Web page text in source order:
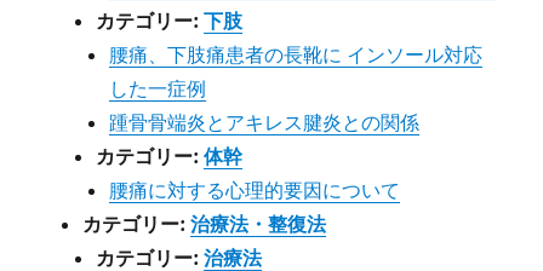
カテゴリー:下肢
腰痛、下肢痛患者の長靴に インソール対応
した一症例
踵骨骨端炎とアキレス腱炎との関係
カテゴリー:体幹
腰痛に対する心理的要因について
カテゴリー:治療法・整復法
カテゴリー:治療法